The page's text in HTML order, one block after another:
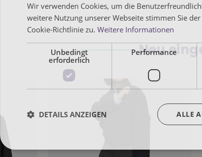
Neu
Wir verwenden Cookies, um die
weitere Nutzung unserer Webseite stimmen Sie
Cookie-Richtlinie zu. Weitere Informationen
Unbedingt
erforderlich
Performance
ALLE
DETAILS ANZEIGEN